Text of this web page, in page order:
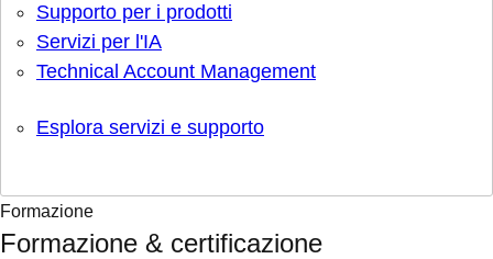
Supporto per i prodotti
Servizi per l'IA
Technical Account Management
Esplora servizi e supporto
Formazione
Formazione & certificazione